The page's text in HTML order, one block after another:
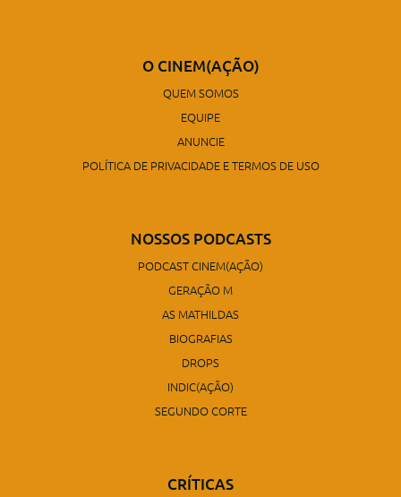
O CINEM(AÇÃO)
QUEM SOMOS
EQUIPE
ANUNCIE
POLÍTICA DE PRIVACIDADE E TERMOS DE USO
NOSSOS PODCASTS
PODCAST CINEM(AÇÃO)
GERAÇÃO M
AS MATHILDAS
BIOGRAFIAS
DROPS
INDIC(AÇÃO)
SEGUNDO CORTE
CRÍTICAS